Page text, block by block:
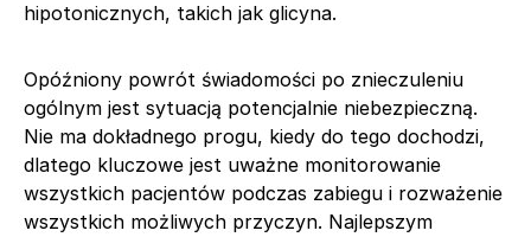
hipotonicznych, takich jak glicyna.
Opóźniony powrót świadomości po znieczuleniu
ogólnym jest sytuacją potencjalnie niebezpieczną.
Nie ma dokładnego progu, kiedy do tego dochodzi,
dlatego kluczowe jest uważne monitorowanie
wszystkich pacjentów podczas zabiegu i rozważenie
wszystkich możliwych przyczyn. Najlepszym